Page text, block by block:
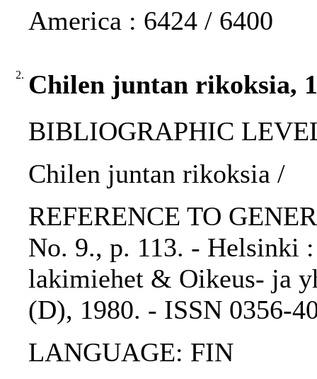
America : 6424 / 6400
2. Chilen juntan rikoksia,
BIBLIOGRAPHIC
Chilen juntan rikoksia /
REFERENCE TO
No. 9., p. 113. - Helsinki
lakimiehet & Oikeus- ja
(D), 1980. - ISSN 0356-
LANGUAGE: FIN